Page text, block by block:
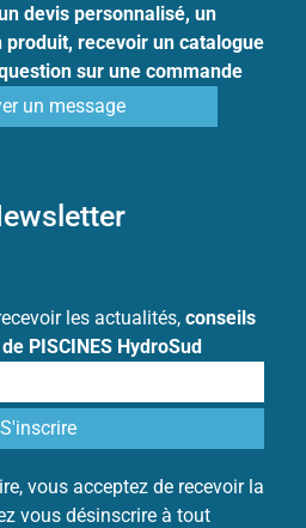
devis personnalisé, un
recevoir un catalogue
sur une commande
un message
les actualités, conseils
PISCINES HydroSud
vous acceptez de recevoir la
vous désinscrire à tout